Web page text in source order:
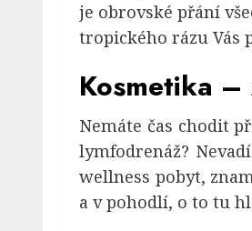
je obrovské přání
tropického rázu Vás
Kosmetika
Nemáte čas chodit
lymfodrenáž?
wellness pobyt,
a v pohodlí, o to tu